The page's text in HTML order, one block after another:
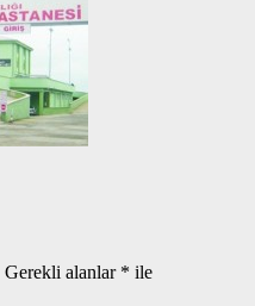
Gerekli alanlar * ile